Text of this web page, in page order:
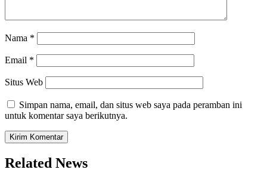
Nama *
Email *
Situs Web
Simpan nama, email, dan situs web saya pada peramban ini
untuk komentar saya berikutnya.
Related News